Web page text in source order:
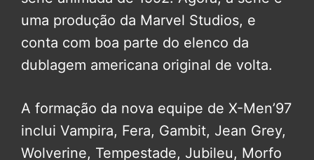
uma produção da Marvel Studios, e
conta com boa parte do elenco da
dublagem americana original de volta.
A formação da nova equipe de X-Men’97
inclui Vampira, Fera, Gambit, Jean Grey,
Wolverine, Tempestade, Jubileu, Morfo